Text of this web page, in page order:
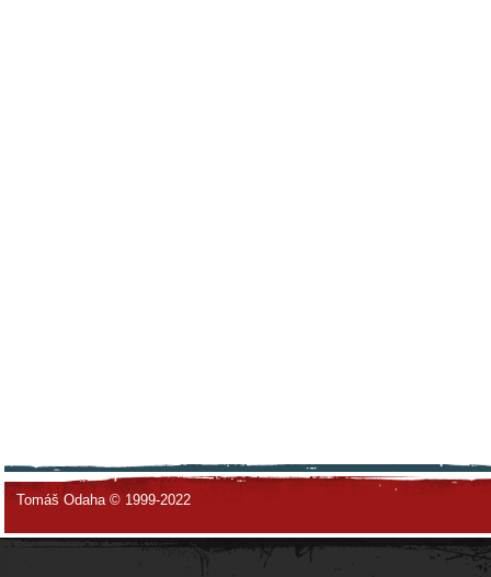
Tomáš Odaha © 1999-2022